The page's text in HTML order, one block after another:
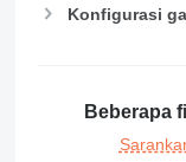
Konfigurasi
Beberapa